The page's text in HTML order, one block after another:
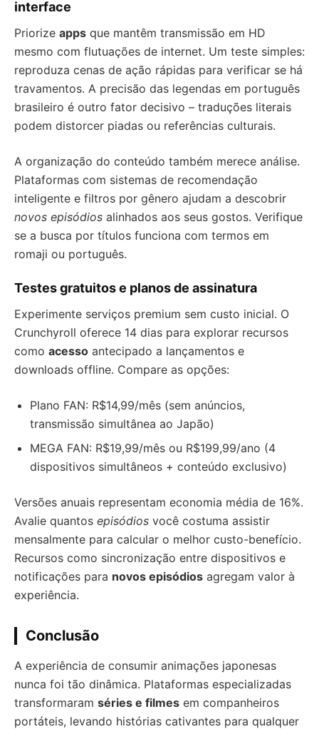
interface
Priorize apps que mantêm transmissão em HD
mesmo com flutuações de internet. Um teste simples:
reproduza cenas de ação rápidas para verificar se há
travamentos. A precisão das legendas em português
brasileiro é outro fator decisivo – traduções literais
podem distorcer piadas ou referências culturais.
A organização do conteúdo também merece análise.
Plataformas com sistemas de recomendação
inteligente e filtros por gênero ajudam a descobrir
novos episódios alinhados aos seus gostos. Verifique
se a busca por títulos funciona com termos em
romaji ou português.
Testes gratuitos e planos de assinatura
Experimente serviços premium sem custo inicial. O
Crunchyroll oferece 14 dias para explorar recursos
como acesso antecipado a lançamentos e
downloads offline. Compare as opções:
Plano FAN: R$14,99/mês (sem anúncios,
transmissão simultânea ao Japão)
MEGA FAN: R$19,99/mês ou R$199,99/ano (4
dispositivos simultâneos + conteúdo exclusivo)
Versões anuais representam economia média de 16%.
Avalie quantos episódios você costuma assistir
mensalmente para calcular o melhor custo-benefício.
Recursos como sincronização entre dispositivos e
notificações para novos episódios agregam valor à
experiência.
Conclusão
A experiência de consumir animações japonesas
nunca foi tão dinâmica. Plataformas especializadas
transformaram séries e filmes em companheiros
portáteis, levando histórias cativantes para qualquer